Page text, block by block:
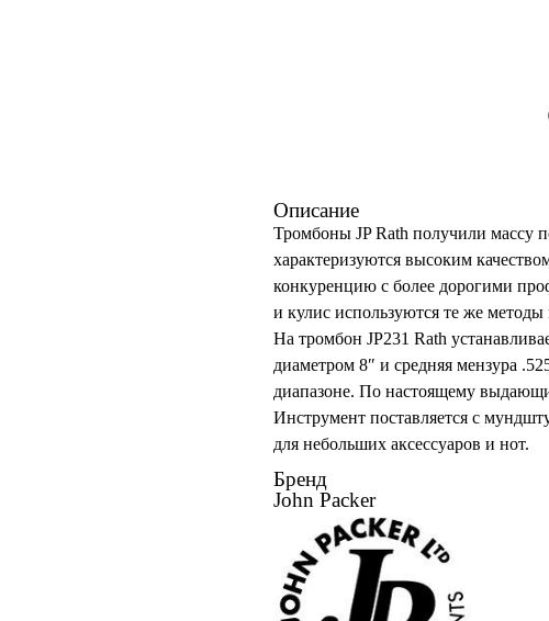
Описание
Тромбоны JP Rath получили массу
характеризуются высоким
конкуренцию с более дорогими
и кулис используются те же
На тромбон JP231 Rath
диаметром 8″ и средняя мензура
диапазоне. По настоящему
Инструмент поставляется с
для небольших аксессуаров и нот.
Бренд
John Packer